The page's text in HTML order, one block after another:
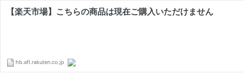
【楽天市場】こちらの商品は現在ご購入いただけません
hb.afl.rakuten.co.jp